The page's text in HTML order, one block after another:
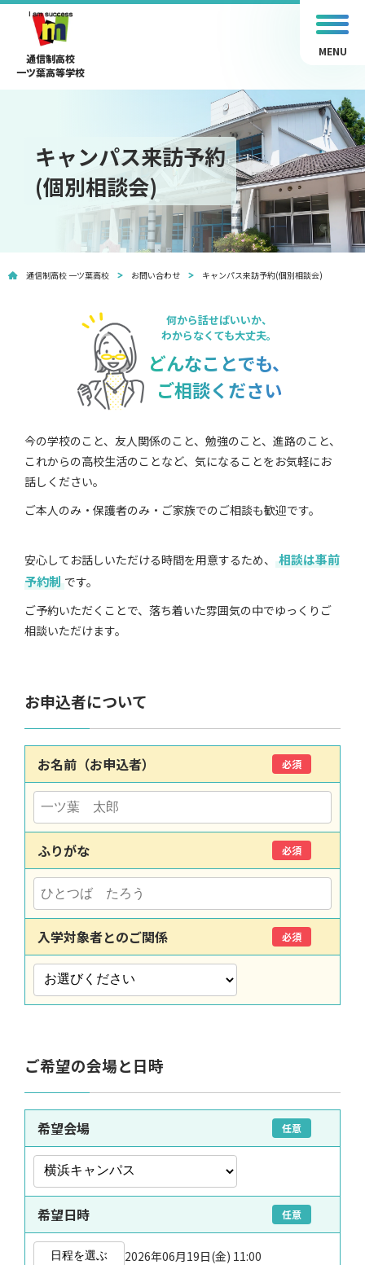
通信制高校
一ツ葉高等学校
MENU
キャンパス来訪予約
(個別相談会)
通信制高校 一ツ葉高校 お問い合わせ キャンパス来訪予約(個別相談会)
何から話せばいいか、
わからなくても大丈夫。
どんなことでも、
ご相談ください
今の学校のこと、友人関係のこと、勉強のこと、進路のこと、
これからの高校生活のことなど、気になることをお気軽にお
話しください。
ご本人のみ・保護者のみ・ご家族でのご相談も歓迎です。
安心してお話しいただける時間を用意するため、
相談は事前
予約制 です。
ご予約いただくことで、落ち着いた雰囲気の中でゆっくりご
相談いただけます。
お申込者について
お名前（お申込者） 必須
ふりがな 必須
入学対象者とのご関係 必須
ご希望の会場と日時
希望会場 任意
希望日時 任意
日程を選ぶ 2026年06月19日(金) 11:00